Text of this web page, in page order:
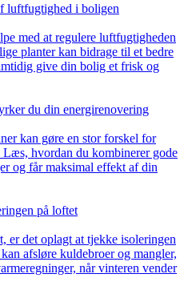
luftfugtighed i boligen
med at regulere luftfugtigheden
planter kan bidrage til et bedre
give din bolig et frisk og
du din energirenovering
kan gøre en stor forskel for
hvordan du kombinerer gode
og får maksimal effekt af din
på loftet
er det oplagt at tjekke isoleringen
afsløre kuldebroer og mangler,
når vinteren vender